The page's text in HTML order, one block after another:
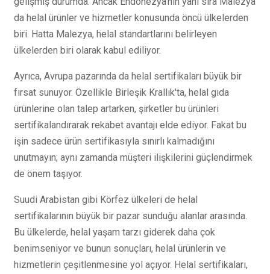
da helal ürünler ve hizmetler konusunda öncü ülkelerden
biri. Hatta Malezya, helal standartlarını belirleyen
ülkelerden biri olarak kabul ediliyor.
Ayrıca, Avrupa pazarında da helal sertifikaları büyük bir
fırsat sunuyor. Özellikle Birleşik Krallık'ta, helal gıda
ürünlerine olan talep artarken, şirketler bu ürünleri
sertifikalandırarak rekabet avantajı elde ediyor. Fakat bu
işin sadece ürün sertifikasıyla sınırlı kalmadığını
unutmayın; aynı zamanda müşteri ilişkilerini güçlendirmek
de önem taşıyor.
Suudi Arabistan gibi Körfez ülkeleri de helal
sertifikalarının büyük bir pazar sunduğu alanlar arasında.
Bu ülkelerde, helal yaşam tarzı giderek daha çok
benimseniyor ve bunun sonuçları, helal ürünlerin ve
hizmetlerin çeşitlenmesine yol açıyor. Helal sertifikaları,